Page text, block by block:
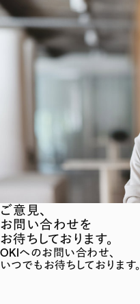
ご意見、
お問い合わせを
お待ちしております。
OKIへのお問い合わせ、
いつでもお待ちしております。